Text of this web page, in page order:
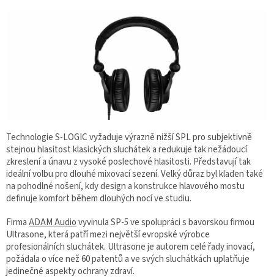
Technologie S-LOGIC vyžaduje výrazně nižší SPL pro subjektivně
stejnou hlasitost klasických sluchátek a redukuje tak nežádoucí
zkreslení a únavu z vysoké poslechové hlasitosti. Představují tak
ideální volbu pro dlouhé mixovací sezení. Velký důraz byl kladen také
na pohodlné nošení, kdy design a konstrukce hlavového mostu
definuje komfort během dlouhých nocí ve studiu.
FirmaADAM Audiovyvinula SP-5 ve spolupráci s bavorskou firmou
Ultrasone, která patří mezi největší evropské výrobce
profesionálních sluchátek. Ultrasone je autorem celé řady inovací,
požádala o více než 60 patentů a ve svých sluchátkách uplatňuje
jedinečné aspekty ochrany zdraví.